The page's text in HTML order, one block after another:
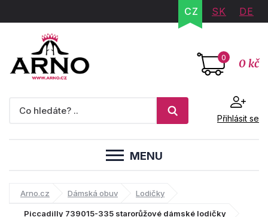
CZ SK DE
0 0 kč
Přihlásit se
MENU
Arno.cz Dámská obuv Lodičky
Piccadilly 739015-335 starorůžové dámské lodičky